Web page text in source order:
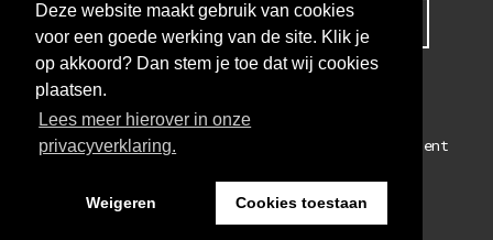
Deze website maakt gebruik van cookies
voor een goede werking van de site. Klik je
op akkoord? Dan stem je toe dat wij cookies
plaatsen.
Lees meer hierover in onze
privacyverklaring.
Weigeren Cookies toestaan
MELD JE NU AAN VOOR ONZE NIEUWSBRIEF
Colofon Algemene voorwaarden Privacy statement